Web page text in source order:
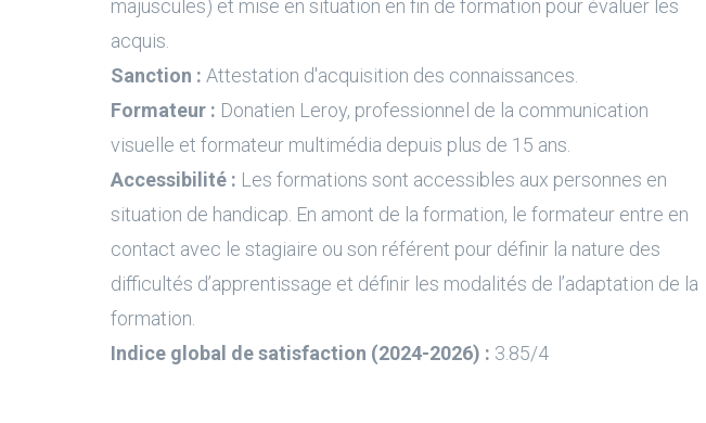
majuscules) et mise en situation en fin de formation pour évaluer les
acquis.
Sanction : Attestation d'acquisition des connaissances.
Formateur : Donatien Leroy, professionnel de la communication
visuelle et formateur multimédia depuis plus de 15 ans.
Accessibilité : Les formations sont accessibles aux personnes en
situation de handicap. En amont de la formation, le formateur entre en
contact avec le stagiaire ou son référent pour définir la nature des
difficultés d’apprentissage et définir les modalités de l’adaptation de la
formation.
Indice global de satisfaction (2024-2026) : 3.85/4